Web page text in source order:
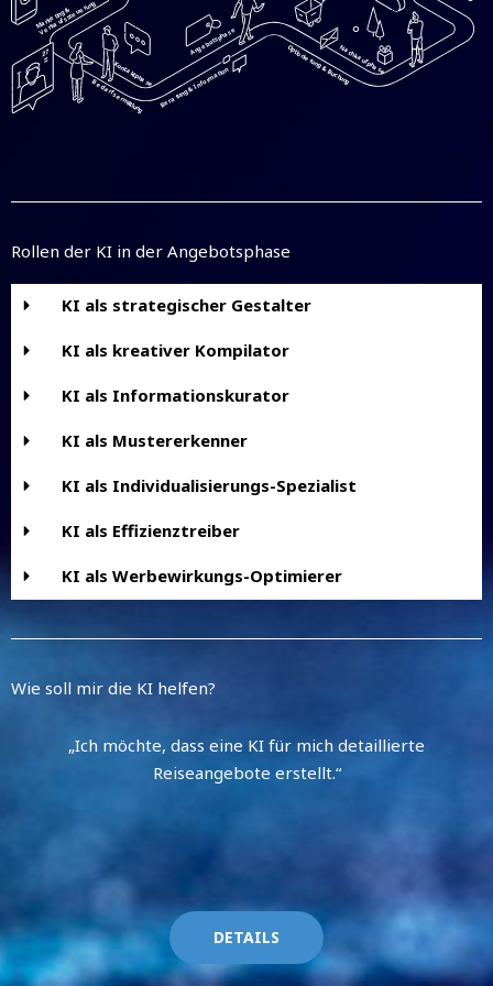
Marketing &
Verkaufssteuerung
Kontaktphase
Bedarfsermittlung Beratung & Information
Angebotsphase
Optionierung & BuchungNachkaufphase
Rollen der KI in der Angebotsphase
KI als strategischer Gestalter
KI als kreativer Kompilator
KI als Informationskurator
KI als Mustererkenner
KI als Individualisierungs-Spezialist
KI als Effizienztreiber
KI als Werbewirkungs-Optimierer
Wie soll mir die KI helfen?
„Ich möchte, dass eine KI für mich detaillierte
Reiseangebote erstellt.“
DETAILS